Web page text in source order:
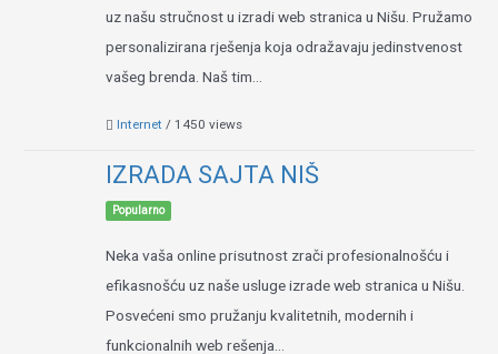
uz našu stručnost u izradi web stranica u Nišu. Pružamo
personalizirana rješenja koja odražavaju jedinstvenost
vašeg brenda. Naš tim...
Internet / 1450 views
IZRADA SAJTA NIŠ
Popularno
Neka vaša online prisutnost zrači profesionalnošću i
efikasnošću uz naše usluge izrade web stranica u Nišu.
Posvećeni smo pružanju kvalitetnih, modernih i
funkcionalnih web rešenja...